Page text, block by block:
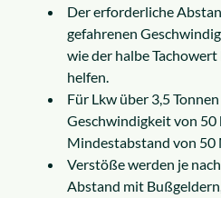
So funktioniert es
Kosten
Standorte
Ratgeber
Der erforderliche
gefahrenen
wie der halbe
helfen.
Für Lkw über 3,5
Geschwindigkeit von 50
Mindestabstand von 50
Verstöße werden je
Abstand mit